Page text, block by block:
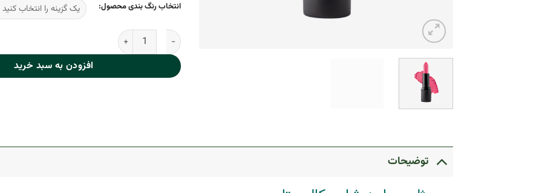
انتخاب رنگ بندی محصول:
رژلب جامد شاین کالیستا عدد
افزودن به سبد خرید
توضیحات